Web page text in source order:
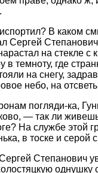
В каком
Сергей
на стекле с
в темноту, где
на снегу,
небо, на
погляди-ка,
— так ли
На службе этой
в тоске и серой
Степанович
однушку